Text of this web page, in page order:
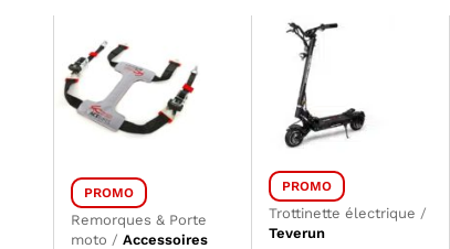
PROMO
Remorques & Porte
moto / Accessoires
PROMO
Trottinette électrique /
Teverun